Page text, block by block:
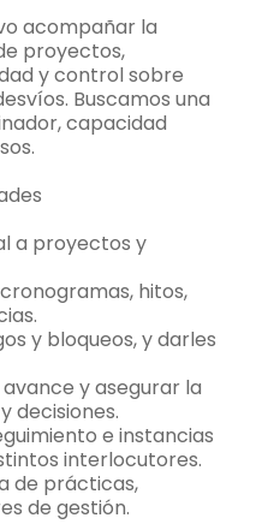
acompañar la
proyectos,
y control sobre
Buscamos una
capacidad
a proyectos y
hitos,
y bloqueos, y darles
y asegurar la
decisiones.
e instancias
interlocutores.
de prácticas,
de gestión.